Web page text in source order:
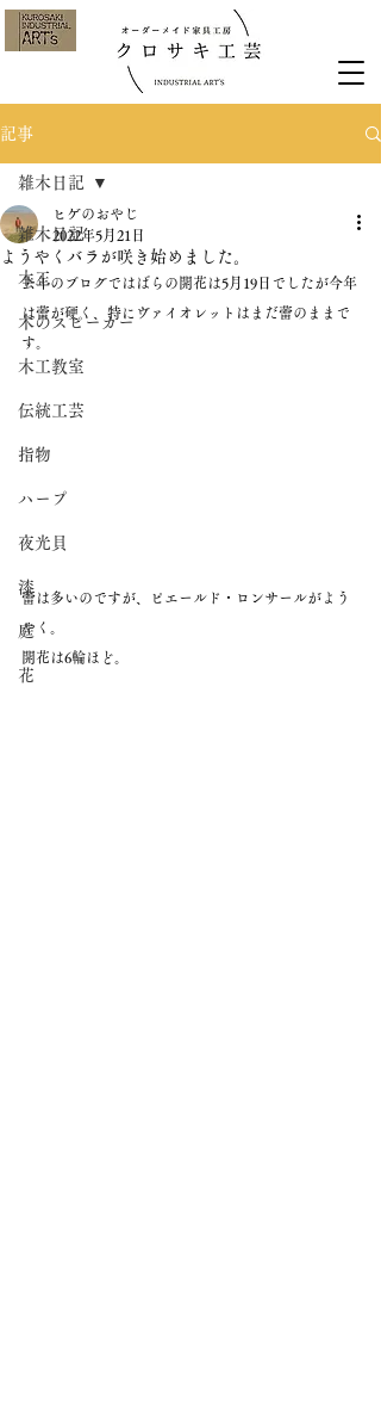
記事
雑木日記
木工
木のスピーカー
木工教室
伝統工芸
指物
ハープ
夜光貝
漆
庭
花
雑木日記
ようやくバラが咲き始めました。
ヒゲのおやじ
2022年5月21日
去年のブログではばらの開花は5月19日でしたが今年
は蕾が硬く、特にヴァイオレットはまだ蕾のままで
す。
蕾は多いのですが、ピエールド・ロンサールがよう
やく。
開花は6輪ほど。